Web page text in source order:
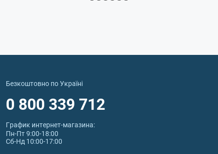
Безкоштовно по Україні
0 800 339 712
График интернет‑магазина:
Пн-Пт 9:00-18:00
Сб-Нд 10:00-17:00